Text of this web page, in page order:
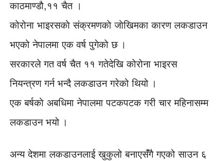
काठमाण्डाै,११ चैत ।
कोरोना भाइरसकाे संक्रमणकाे जाेखिमका कारण लकडाउन
भएको नेपालमा एक वर्ष पुगेको छ ।
सरकारले गत वर्ष चैत ११ गतेदेखि कोरोना भाइरस
नियन्त्रण गर्न भन्दै लकडाउन गरेको थियो ।
एक बर्षकाे अबधिमा नेपालमा पटकपटक गरी चार महिनासम्म
लकडाउन भयो ।
अन्य देशमा लकडाउनलाई खुकुलो बनाएसंँगै गएको साउन ६